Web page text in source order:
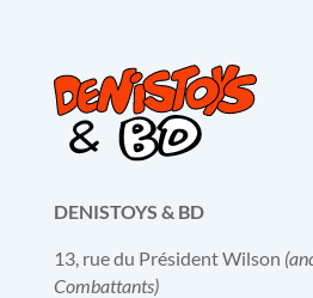
DENISTOYS & BD
13, rue du Président Wilson
Combattants)